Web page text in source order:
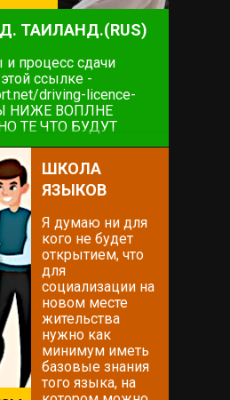
ТАИЛАНД.(RUS)
процесс сдачи
ссылке -
driving-licence-
НИЖЕ ВОПЛНЕ
ТЕ ЧТО БУДУТ
НА ЭКЗАМЕНЕ
ИНФОРМАЦИЯ
БЫТЬ
с того как всё это
ШКОЛА
ЯЗЫКОВ
Я думаю ни для
кого не будет
открытием, что
для
социализации на
новом месте
жительства
нужно как
минимум иметь
базовые знания
того языка, на